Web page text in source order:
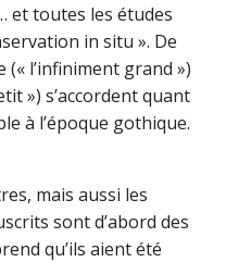
et toutes les études
in situ ». De
(« l’infiniment grand »)
») s’accordent quant
à l’époque gothique.
mais aussi les
sont d’abord des
qu’ils aient été